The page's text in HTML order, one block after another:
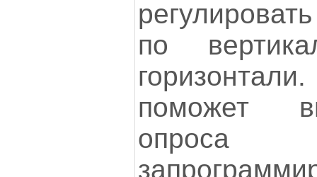
по
поможет
опроса